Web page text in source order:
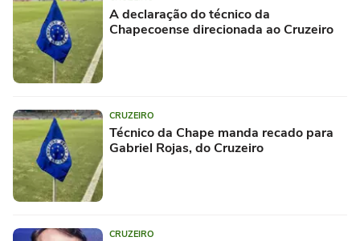
A declaração do técnico da
Chapecoense direcionada ao Cruzeiro
CRUZEIRO
Técnico da Chape manda recado para
Gabriel Rojas, do Cruzeiro
CRUZEIRO